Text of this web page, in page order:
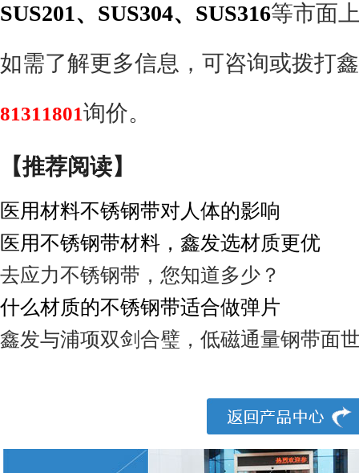
SUS201、SUS304、SUS316等市面
如需了解更多信息，可咨询或拨打
81311801询价。
【推荐阅读】
医用材料不锈钢带对人体的影响
医用不锈钢带材料，鑫发选材质更优
去应力不锈钢带，您知道多少？
什么材质的不锈钢带适合做弹片
鑫发与浦项双剑合璧，低磁通量钢带面